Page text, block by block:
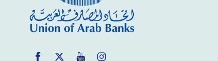
Facebook
Twitter YouTube